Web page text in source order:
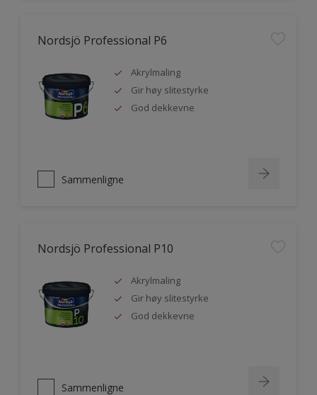
Nordsjö Professional P6
Akrylmaling
Gir høy slitestyrke
God dekkevne
Sammenligne
Nordsjö Professional P10
Akrylmaling
Gir høy slitestyrke
God dekkevne
Sammenligne